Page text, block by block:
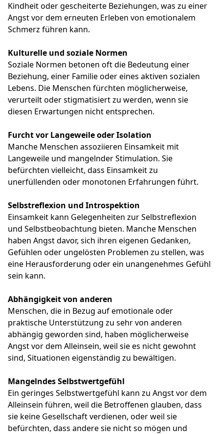
Kindheit oder gescheiterte Beziehungen, was zu einer
Angst vor dem erneuten Erleben von emotionalem
Schmerz führen kann.
Kulturelle und soziale Normen
Soziale Normen betonen oft die Bedeutung einer
Beziehung, einer Familie oder eines aktiven sozialen
Lebens. Die Menschen fürchten möglicherweise,
verurteilt oder stigmatisiert zu werden, wenn sie
diesen Erwartungen nicht entsprechen.
Furcht vor Langeweile oder Isolation
Manche Menschen assoziieren Einsamkeit mit
Langeweile und mangelnder Stimulation. Sie
befürchten vielleicht, dass Einsamkeit zu
unerfüllenden oder monotonen Erfahrungen führt.
Selbstreflexion und Introspektion
Einsamkeit kann Gelegenheiten zur Selbstreflexion
und Selbstbeobachtung bieten. Manche Menschen
haben Angst davor, sich ihren eigenen Gedanken,
Gefühlen oder ungelösten Problemen zu stellen, was
eine Herausforderung oder ein unangenehmes Gefühl
sein kann.
Abhängigkeit von anderen
Menschen, die in Bezug auf emotionale oder
praktische Unterstützung zu sehr von anderen
abhängig geworden sind, haben möglicherweise
Angst vor dem Alleinsein, weil sie es nicht gewohnt
sind, Situationen eigenständig zu bewältigen.
Mangelndes Selbstwertgefühl
Ein geringes Selbstwertgefühl kann zu Angst vor dem
Alleinsein führen, weil die Betroffenen glauben, dass
sie keine Gesellschaft verdienen, oder weil sie
befürchten, dass andere sie nicht so mögen und